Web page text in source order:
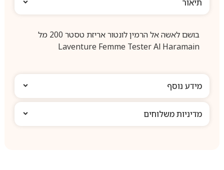
תיאור
בושם לאשה אל הרמין לונטור אריזת טסטר 200 מל
Laventure Femme Tester Al Haramain
מידע נוסף
מדיניות משלוחים